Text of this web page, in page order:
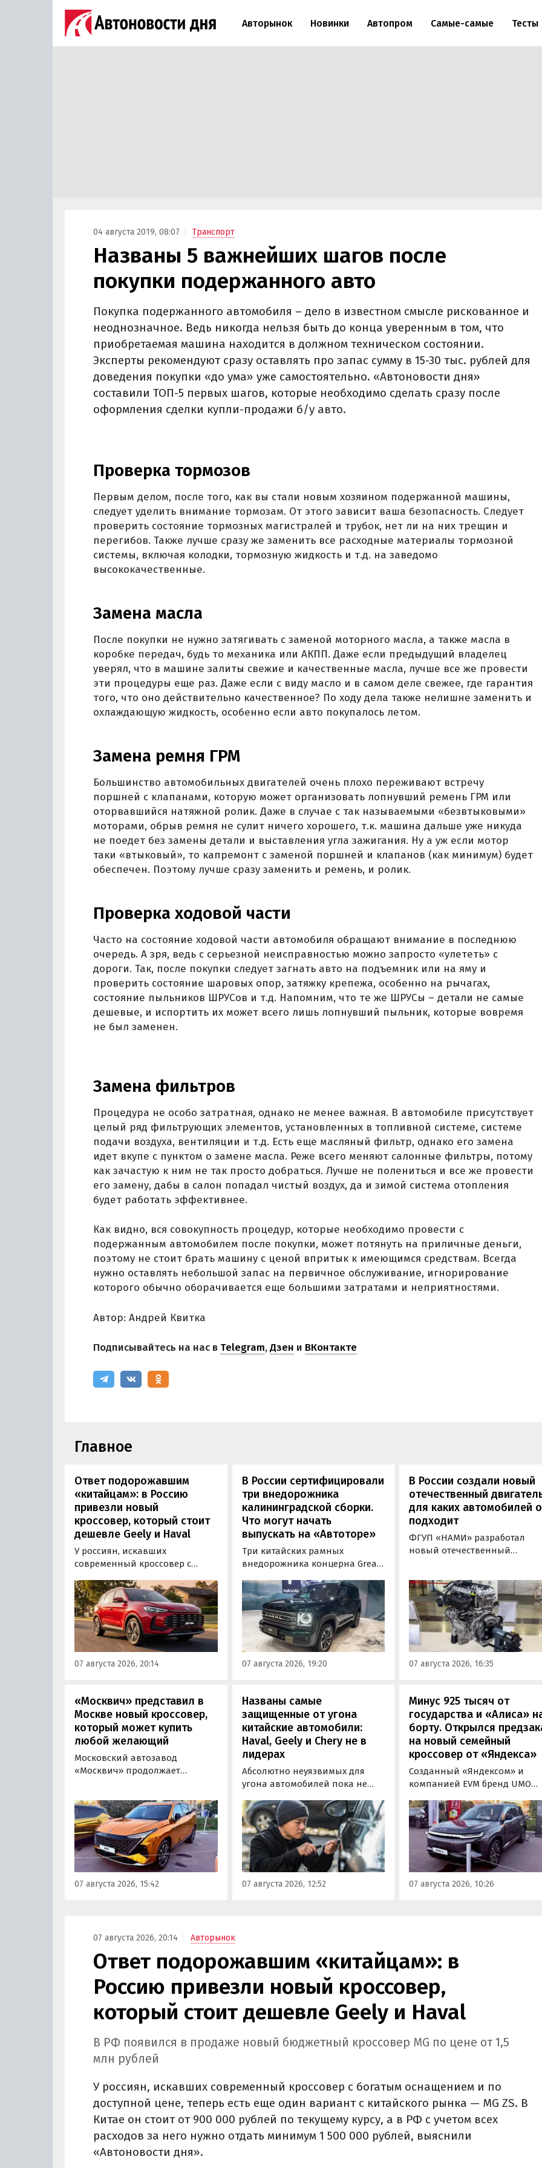
Авторынок Новинки Автопром Самые-самые Тесты
04 августа 2019, 08:07 Транспорт
Названы 5 важнейших шагов после
покупки подержанного авто
Покупка подержанного автомобиля – дело в известном смысле рискованное и
неоднозначное. Ведь никогда нельзя быть до конца уверенным в том, что
приобретаемая машина находится в должном техническом состоянии.
Эксперты рекомендуют сразу оставлять про запас сумму в 15-30 тыс. рублей для
доведения покупки «до ума» уже самостоятельно. «Автоновости дня»
составили ТОП-5 первых шагов, которые необходимо сделать сразу после
оформления сделки купли-продажи б/у авто.
Проверка тормозов
Первым делом, после того, как вы стали новым хозяином подержанной машины,
следует уделить внимание тормозам. От этого зависит ваша безопасность. Следует
проверить состояние тормозных магистралей и трубок, нет ли на них трещин и
перегибов. Также лучше сразу же заменить все расходные материалы тормозной
системы, включая колодки, тормозную жидкость и т.д. на заведомо
высококачественные.
Замена масла
После покупки не нужно затягивать с заменой моторного масла, а также масла в
коробке передач, будь то механика или АКПП. Даже если предыдущий владелец
уверял, что в машине залиты свежие и качественные масла, лучше все же провести
эти процедуры еще раз. Даже если с виду масло и в самом деле свежее, где гарантия
того, что оно действительно качественное? По ходу дела также нелишне заменить и
охлаждающую жидкость, особенно если авто покупалось летом.
Замена ремня ГРМ
Большинство автомобильных двигателей очень плохо переживают встречу
поршней с клапанами, которую может организовать лопнувший ремень ГРМ или
оторвавшийся натяжной ролик. Даже в случае с так называемыми «безвтыковыми»
моторами, обрыв ремня не сулит ничего хорошего, т.к. машина дальше уже никуда
не поедет без замены детали и выставления угла зажигания. Ну а уж если мотор
таки «втыковый», то капремонт с заменой поршней и клапанов (как минимум) будет
обеспечен. Поэтому лучше сразу заменить и ремень, и ролик.
Проверка ходовой части
Часто на состояние ходовой части автомобиля обращают внимание в последнюю
очередь. А зря, ведь с серьезной неисправностью можно запросто «улететь» с
дороги. Так, после покупки следует загнать авто на подъемник или на яму и
проверить состояние шаровых опор, затяжку крепежа, особенно на рычагах,
состояние пыльников ШРУСов и т.д. Напомним, что те же ШРУСы – детали не самые
дешевые, и испортить их может всего лишь лопнувший пыльник, которые вовремя
не был заменен.
Замена фильтров
Процедура не особо затратная, однако не менее важная. В автомобиле присутствует
целый ряд фильтрующих элементов, установленных в топливной системе, системе
подачи воздуха, вентиляции и т.д. Есть еще масляный фильтр, однако его замена
идет вкупе с пунктом о замене масла. Реже всего меняют салонные фильтры, потому
как зачастую к ним не так просто добраться. Лучше не полениться и все же провести
его замену, дабы в салон попадал чистый воздух, да и зимой система отопления
будет работать эффективнее.
Как видно, вся совокупность процедур, которые необходимо провести с
подержанным автомобилем после покупки, может потянуть на приличные деньги,
поэтому не стоит брать машину с ценой впритык к имеющимся средствам. Всегда
нужно оставлять небольшой запас на первичное обслуживание, игнорирование
которого обычно оборачивается еще большими затратами и неприятностями.
Автор: Андрей Квитка
Подписывайтесь на нас в Telegram,Дзен и ВКонтакте
Главное
Ответ подорожавшим
«китайцам»: в Россию
привезли новый
кроссовер, который стоит
дешевле Geely и Haval
У россиян, искавших
современный кроссовер с
доступной цене, теперь есть
еще один вариант с китайского
рынка — MG ZS. В Китае он
стоит от 900 000 рублей по
текущему курсу, а в РФ с учетом
всех расходов за него нужно
отдать минимум 1 500 000
07 августа 2026, 20:14
В России сертифицировали
три внедорожника
калининградской сборки.
Что могут начать
выпускать на «Автоторе»
Три китайских рамных
внедорожника концерна Great
калининградском заводе
«Автотор». Речь о Haval H9,
Tank 400 и Tank 500, которые
успешно прошли
сертификацию и получили
Одобрения типа
транспортного средства (ОТТС).
07 августа 2026, 19:20
В России создали новый
отечественный
для каких автомобилей
подходит
ФГУП «НАМИ» разработал
новый отечественный
получивший индекс 414320.
Корреспонденту
«Автоновостей дня» удалось
лично ознакомиться с
новинкой на выставке
«Иннопром» в
07 августа 2026, 16:35
«Москвич» представил в
Москве новый кроссовер,
который может купить
любой желающий
Московский автозавод
«Москвич» продолжает
которые сейчас растет. На днях
на автомобильном фестивале
«ПроДвижение» на ВДНХ в
Москве в числе прочих
моделей «Москвича» был
представлен семиместный
кроссовер М90.
07 августа 2026, 15:42
Названы самые
защищенные от угона
китайские автомобили:
Haval, Geely и Chery не в
лидерах
Абсолютно неуязвимых для
угона автомобилей пока не
могут доставить
злоумышленникам больше
всего сложностей. Из китайских
машин таковыми сегодня
являются модели Li и BYD,
сообщил в эфире радио РБК
учредитель федерального
07 августа 2026, 12:52
Минус 925 тысяч от
государства и «Алиса»
борту. Открылся
на новый семейный
кроссовер от «Яндекса»
Созданный «Яндексом» и
компанией EVM бренд UMO
на свою вторую модель
- полноразмерный
кроссовер UMO 8 с полным
приводом. Его уже можно
заказать в двух версиях: Max
5 915 000 рублей и Ultra за 6
000 рублей без учета
07 августа 2026, 10:26
07 августа 2026, 20:14 Авторынок
Ответ подорожавшим «китайцам»: в
Россию привезли новый кроссовер,
который стоит дешевле Geely и Haval
В РФ появился в продаже новый бюджетный кроссовер MG по цене от 1,5
млн рублей
У россиян, искавших современный кроссовер с богатым оснащением и по
доступной цене, теперь есть еще один вариант с китайского рынка — MG ZS. В
Китае он стоит от 900 000 рублей по текущему курсу, а в РФ с учетом всех
расходов за него нужно отдать минимум 1 500 000 рублей, выяснили
«Автоновости дня».